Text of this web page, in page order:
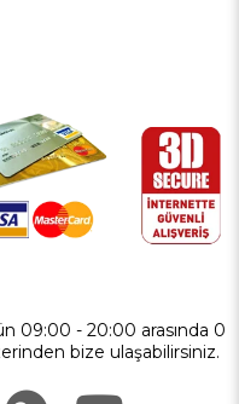
09:00 - 20:00 arasında 0
bize ulaşabilirsiniz.